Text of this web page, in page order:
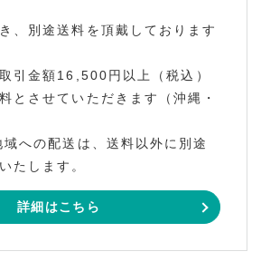
、別途送料を頂戴しております
引金額16,500円以上（税込）
とさせていただきます（沖縄・
への配送は、送料以外に別途
たします。
詳細はこちら